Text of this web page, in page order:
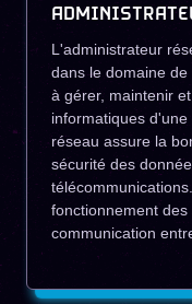
L'administrateur
dans le domaine
à gérer, maintenir
informatiques
réseau assure la
sécurité des
fonctionnement
communication